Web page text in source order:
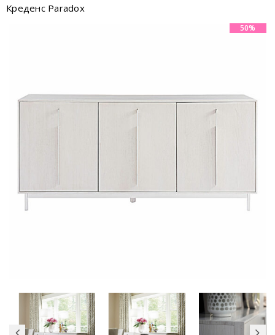
Креденс Paradox
50%